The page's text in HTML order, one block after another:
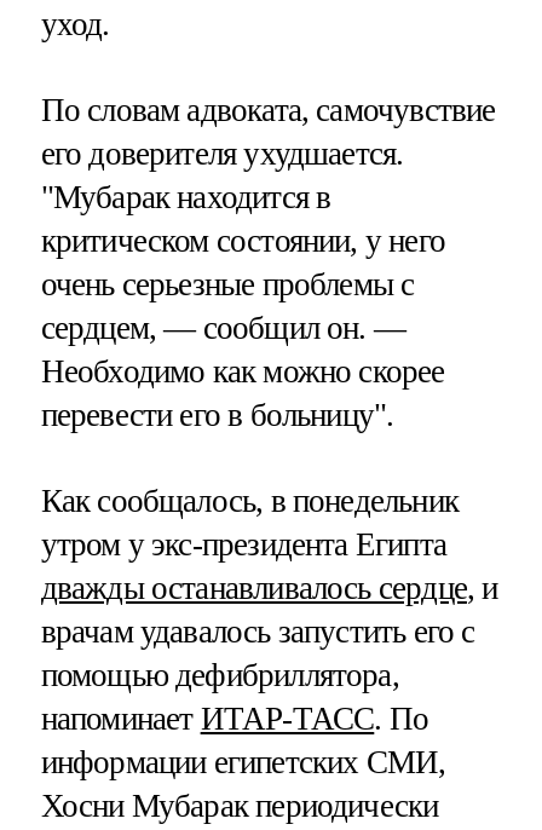
уход.
По словам адвоката, самочувствие
его доверителя ухудшается.
"Мубарак находится в
критическом состоянии, у него
очень серьезные проблемы с
сердцем, — сообщил он. —
Необходимо как можно скорее
перевести его в больницу".
Как сообщалось, в понедельник
утром у экс-президента Египта
дважды останавливалось сердце, и
врачам удавалось запустить его с
помощью дефибриллятора,
напоминает ИТАР-ТАСС. По
информации египетских СМИ,
Хосни Мубарак периодически